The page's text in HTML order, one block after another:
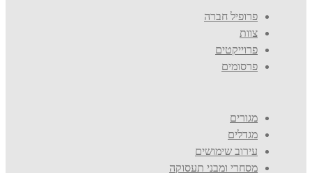
פרופיל חברה
צוות
פרוייקטים
פרסומים
מגורים
מגדלים
עירוב שימושים
מסחרי ומבני תעסוקה